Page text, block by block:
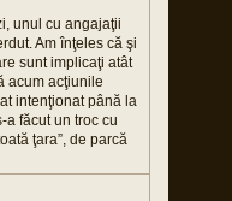
unul cu angajaţii
Am înţeles că şi
sunt implicaţi atât
acum acţiunile
intenţionat până la
făcut un troc cu
ţara”, de parcă